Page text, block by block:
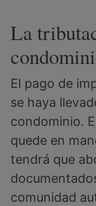
La
El pago de
se haya
condominio.
quede en
tendrá que
comunidad